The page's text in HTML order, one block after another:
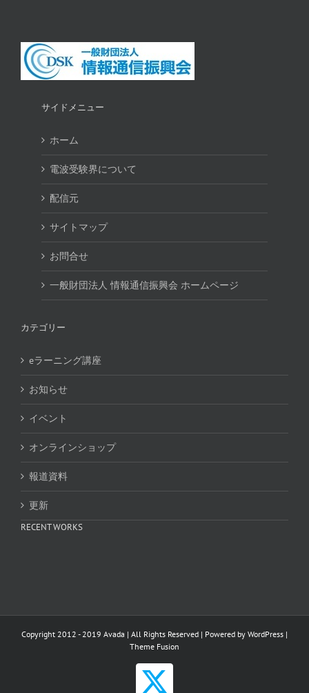
サイドメニュー
ホーム
電波受験界について
配信元
サイトマップ
お問合せ
一般財団法人 情報通信振興会 ホームページ
カテゴリー
eラーニング講座
お知らせ
イベント
オンラインショップ
報道資料
更新
RECENT WORKS
Copyright 2012 - 2019 Avada | All Rights Reserved | Powered by WordPress |
Theme Fusion